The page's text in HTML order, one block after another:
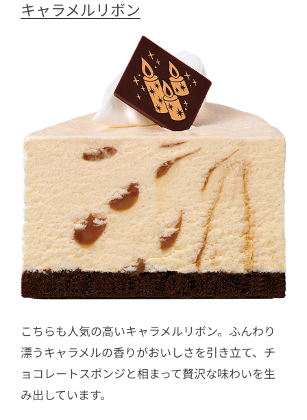
キャラメルリボン
こちらも人気の高いキャラメルリボン。ふんわり
漂うキャラメルの香りがおいしさを引き立て、チ
ョコレートスポンジと相まって贅沢な味わいを生
み出しています。